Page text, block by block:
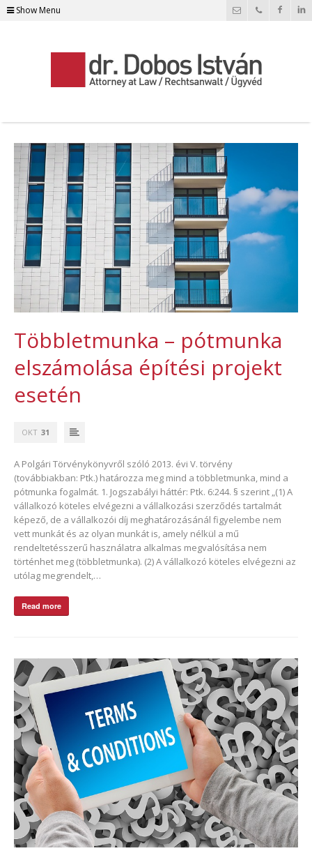
Show Menu
Többletmunka – pótmunka
elszámolása építési projekt
esetén
OKT 31
A Polgári Törvénykönyvről szóló 2013. évi V. törvény
(továbbiakban: Ptk.) határozza meg mind a többletmunka, mind a
pótmunka fogalmát. 1. Jogszabályi háttér: Ptk. 6:244. § szerint „(1) A
vállalkozó köteles elvégezni a vállalkozási szerződés tartalmát
képező, de a vállalkozói díj meghatározásánál figyelembe nem
vett munkát és az olyan munkát is, amely nélkül a mű
rendeltetésszerű használatra alkalmas megvalósítása nem
történhet meg (többletmunka). (2) A vállalkozó köteles elvégezni az
utólag megrendelt,…
Read more